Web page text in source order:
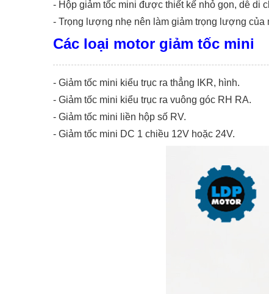
- Hộp giảm tốc mini được thiết kế nhỏ gọn, dễ di
- Trọng lượng nhẹ nên làm giảm trọng lượng của
Các loại motor giảm tốc mini
- Giảm tốc mini kiểu trục ra thẳng IKR, hình.
- Giảm tốc mini kiểu trục ra vuông góc RH RA.
- Giảm tốc mini liền hộp số RV.
- Giảm tốc mini DC 1 chiều 12V hoặc 24V.